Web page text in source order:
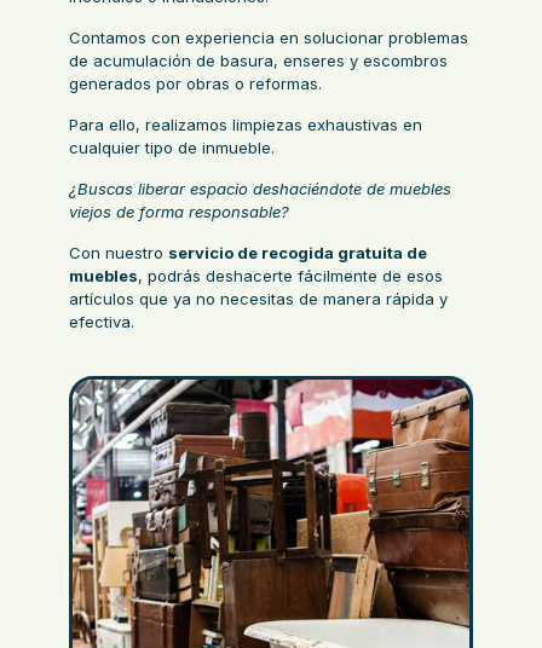
Contamos con experiencia en solucionar problemas
de acumulación de basura, enseres y escombros
generados por obras o reformas.
Para ello, realizamos limpiezas exhaustivas en
cualquier tipo de inmueble.
¿Buscas liberar espacio deshaciéndote de muebles
viejos de forma responsable?
Con nuestro servicio de recogida gratuita de
muebles, podrás deshacerte fácilmente de esos
artículos que ya no necesitas de manera rápida y
efectiva.